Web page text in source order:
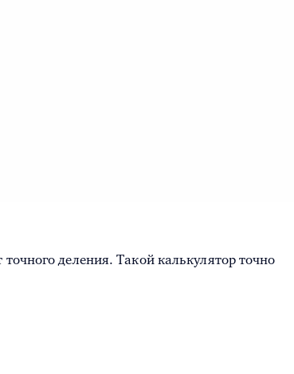
деления. Такой калькулятор точно